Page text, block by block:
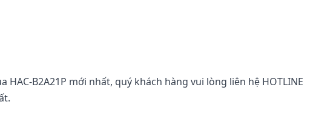
B2A21P mới nhất, quý khách hàng vui lòng liên hệ HOTLINE